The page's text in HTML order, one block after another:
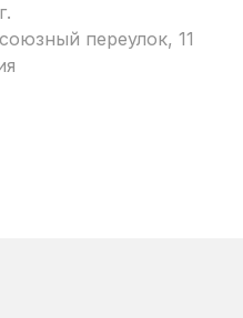
переулок, 11